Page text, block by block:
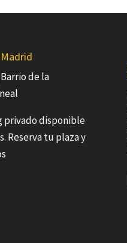
de la
privado disponible
Reserva tu plaza y